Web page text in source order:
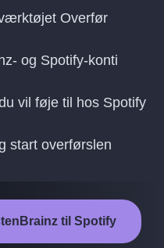
Overfør
og Spotify-konti
vil føje til hos Spotify
start overførslen
til Spotify